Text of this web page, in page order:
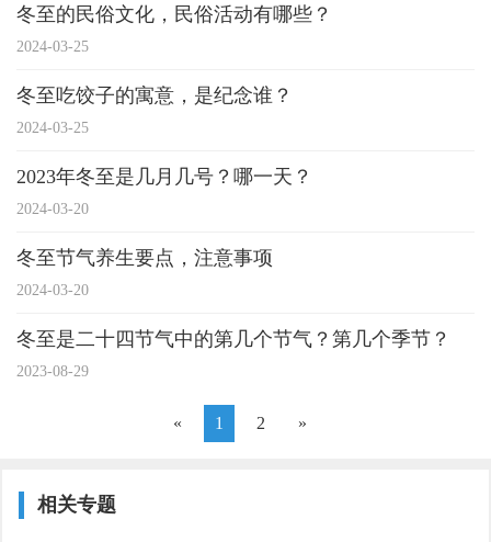
冬至的民俗文化，民俗活动有哪些？
2024-03-25
冬至吃饺子的寓意，是纪念谁？
2024-03-25
2023年冬至是几月几号？哪一天？
2024-03-20
冬至节气养生要点，注意事项
2024-03-20
冬至是二十四节气中的第几个节气？第几个季节？
2023-08-29
« 1 2 »
相关专题